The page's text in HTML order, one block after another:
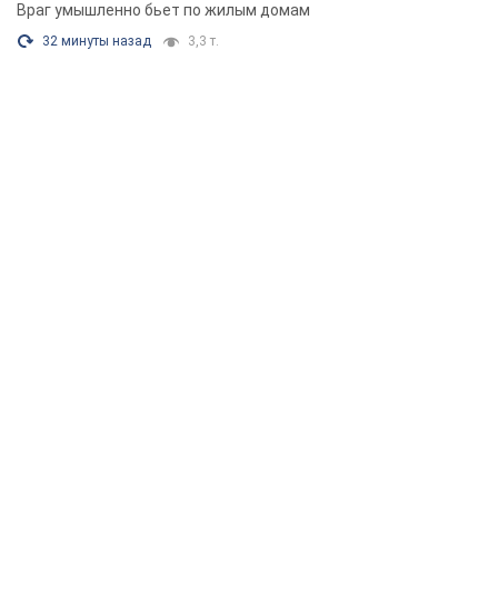
Враг умышленно бьет по жилым домам
32 минуты назад 3,3 т.